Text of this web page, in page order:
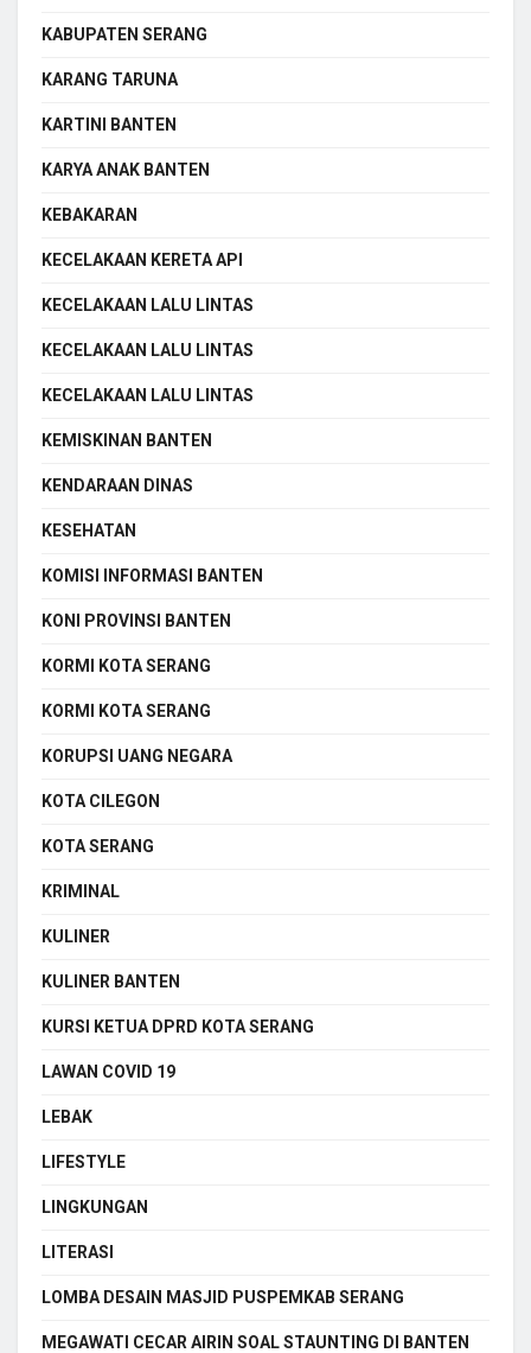
KABUPATEN SERANG
KARANG TARUNA
KARTINI BANTEN
KARYA ANAK BANTEN
KEBAKARAN
KECELAKAAN KERETA API
KECELAKAAN LALU LINTAS
KECELAKAAN LALU LINTAS
KECELAKAAN LALU LINTAS
KEMISKINAN BANTEN
KENDARAAN DINAS
KESEHATAN
KOMISI INFORMASI BANTEN
KONI PROVINSI BANTEN
KORMI KOTA SERANG
KORMI KOTA SERANG
KORUPSI UANG NEGARA
KOTA CILEGON
KOTA SERANG
KRIMINAL
KULINER
KULINER BANTEN
KURSI KETUA DPRD KOTA SERANG
LAWAN COVID 19
LEBAK
LIFESTYLE
LINGKUNGAN
LITERASI
LOMBA DESAIN MASJID PUSPEMKAB SERANG
MEGAWATI CECAR AIRIN SOAL STAUNTING DI BANTEN